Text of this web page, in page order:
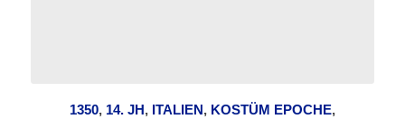
1350, 14. JH , ITALIEN , KOSTÜM EPOCHE,